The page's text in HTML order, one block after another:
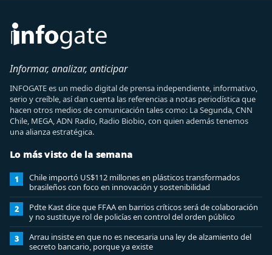
Informar, analizar, anticipar
INFOGATE es un medio digital de prensa independiente, informativo,
serio y creíble, así dan cuenta las referencias a notas periodística que
hacen otros medios de comunicación tales como: La Segunda, CNN
Chile, MEGA, ADN Radio, Radio Biobio, con quien además tenemos
una alianza estratégica.
Lo más visto de la semana
1
Chile importó US$112 millones en plásticos transformados
brasileños con foco en innovación y sostenibilidad
2
Pdte Kast dice que FFAA en barrios críticos será de colaboración
y no sustituye rol de policías en control del orden público
3
Arrau insiste en que no es necesaria una ley de alzamiento del
secreto bancario, porque ya existe